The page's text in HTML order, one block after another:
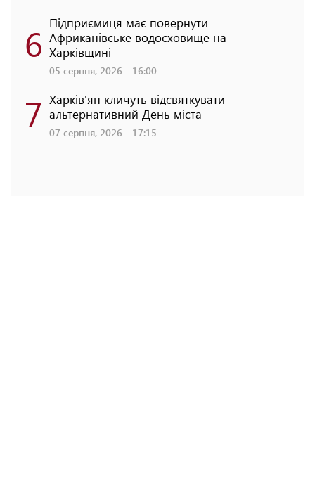
6 Підприємиця має повернути
Африканівське водосховище на
Харківщині
05 серпня, 2026 - 16:00
7 Харків'ян кличуть відсвяткувати
альтернативний День міста
07 серпня, 2026 - 17:15